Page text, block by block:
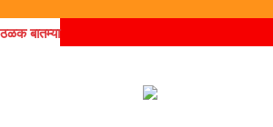
ठळक बातम्या